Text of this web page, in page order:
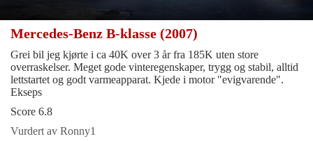
Mercedes-Benz B-klasse (2007)
Grei bil jeg kjørte i ca 40K over 3 år fra 185K uten store
overraskelser. Meget gode vinteregenskaper, trygg og stabil, alltid
lettstartet og godt varmeapparat. Kjede i motor "evigvarende".
Ekseps
Score 6.8
Vurdert av Ronny1